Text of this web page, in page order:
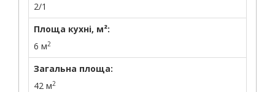
2/1
Площа кухні, м²:
6 м2
Загальна площа:
42 м2